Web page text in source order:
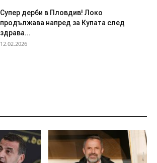
Супер дерби в Пловдив! Локо
продължава напред за Купата след
здрава...
12.02.2026